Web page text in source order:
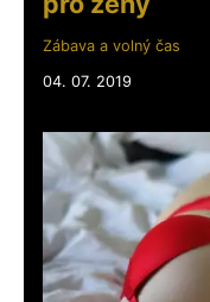
Zábava a volný čas
04. 07. 2019